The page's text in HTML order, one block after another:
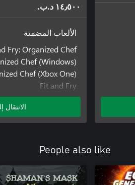
١٤٫٥٠٠ د.ب.‏
الألعاب المضمنة
Fry: Organized Chef
Chef (Windows)
Chef (Xbox One)
Fit and Fry
Fit and Fry (Windows)
and Fry (Xbox One)
Fiery Dishes
Dishes (Xbox One)
Mystic Pathways
Pathways (Windows)
Pathways (Xbox One)
الانتقال
People also like